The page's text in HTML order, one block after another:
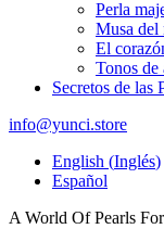
Perla
Musa del
El
Tonos de
Secretos de las
info@yunci.store
English (Inglés)
Español
A World Of Pearls